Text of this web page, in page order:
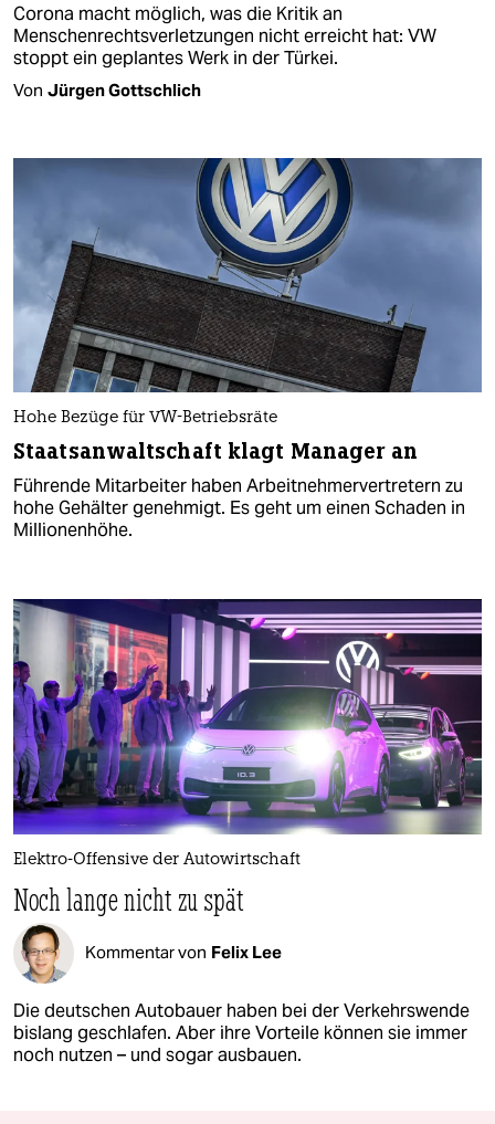
Corona macht möglich, was die Kritik an
Menschenrechtsverletzungen nicht erreicht hat: VW
stoppt ein geplantes Werk in der Türkei.
Von Jürgen Gottschlich
Hohe Bezüge für VW-Betriebsräte
Staatsanwaltschaft klagt Manager an
Führende Mitarbeiter haben Arbeitnehmervertretern zu
hohe Gehälter genehmigt. Es geht um einen Schaden in
Millionenhöhe.
Elektro-Offensive der Autowirtschaft
Noch lange nicht zu spät
Kommentar von Felix Lee
Die deutschen Autobauer haben bei der Verkehrswende
bislang geschlafen. Aber ihre Vorteile können sie immer
noch nutzen – und sogar ausbauen.